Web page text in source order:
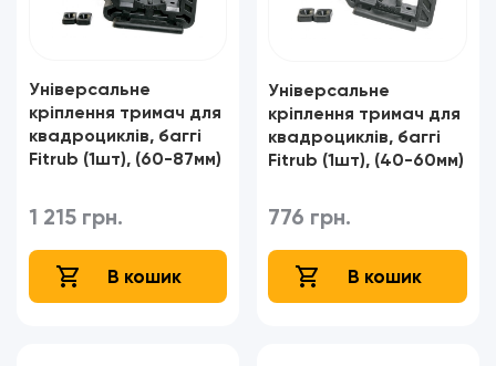
Універсальне
кріплення тримач для
квадроциклів, баггі
Fitrub (1шт), (60-87мм)
1 215 грн.
В кошик
Універсальне
кріплення тримач для
квадроциклів, баггі
Fitrub (1шт), (40-60мм)
776 грн.
В кошик